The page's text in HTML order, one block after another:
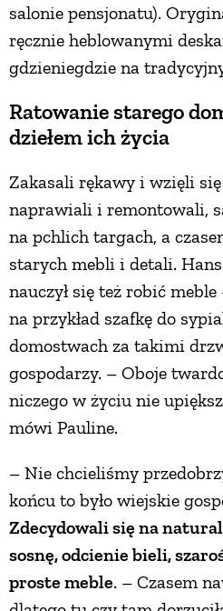
salonie pensjonatu).
ręcznie heblowanymi
gdzieniegdzie na
Ratowanie starego
dziełem ich życia
Zakasali rękawy i wzięli
naprawiali i remontowali,
na pchlich targach, a
starych mebli i detali.
nauczył się też robić
na przykład szafkę do
domostwach za takimi
gospodarzy. – Oboje
niczego w życiu nie
mówi Pauline.
– Nie chcieliśmy
końcu to było wiejskie
Zdecydowali się na
sosnę, odcienie bieli,
proste meble. – Czasem